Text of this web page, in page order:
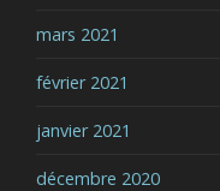
mars 2021
février 2021
janvier 2021
décembre 2020